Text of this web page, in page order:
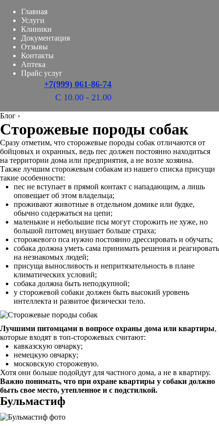
Главная
Услуги
Клиники
Документация
Отзывы
Контакты
Аптека
Прайс услуг
+7(999) 061-86-74
С 10.00 - 21.00
Блог ›
Сторожевые породы собак
Сразу отметим, что сторожевые породы собак отличаются от
бойцовых и охранных, ведь пес должен постоянно находиться
на территории дома или предприятия, а не возле хозяина.
Также лучшим сторожевым собакам из нашего списка присущи
такие особенности:
пес не вступает в прямой контакт с нападающим, а лишь
оповещает об этом владельца;
проживают животные в отдельном домике или будке,
обычно содержаться на цепи;
маленькие и небольшие псы могут сторожить не хуже, но
большой питомец внушает больше страха;
сторожевого пса нужно постоянно дрессировать и обучать;
собака должна уметь сама принимать решения и реагировать
на незнакомых людей;
присуща выносливость и непритязательность в плане
климатических условий;
собака должна быть неподкупной;
у сторожевой собаки должен быть высокий уровень
интеллекта и развитое физически тело.
Лучшими питомцами в вопросе охраны дома или квартиры,
которые входят в топ-сторожевых считают:
кавказскую овчарку;
немецкую овчарку;
московскую сторожевую.
Хотя они больше подойдут для частного дома, а не в квартиру.
Важно понимать, что при охране квартиры у собаки должно
быть свое место, утепленное и с подстилкой.
Бульмастиф